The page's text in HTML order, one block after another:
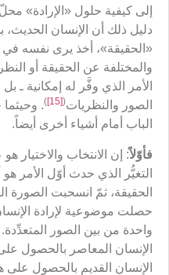
إلى كيفية حلول «الإرادة»
دليل ذلك أن الإنسان
«الحقيقة»، أخذ يرى نفسه في
والمختلفة عن الحقيقة أو
الأمر الذي وفَّر له إمكانية ـ
الصور والنظريات(
[15]
). وحيثما
الباب أمام أشياء أخرى أيضاً.
فأوّلاً: إن الانتخاب والاختيار
التغيُّر الذي حدث أوّل الأمر
الحقيقة، ثمّ انسحبت الصورة
حصلت موضوعية لإرادة
واحدة من بين الصور
الإنسان المعاصر بالحصول
الإنسان القديم بالحصول